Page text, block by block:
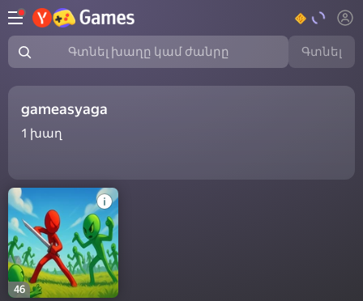
Գտնել խաղը կամ ժանրը Գտնել
gameasyaga
1 խաղ
46